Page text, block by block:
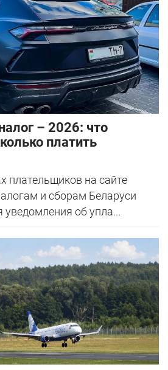
– 2026: что
платить
плательщиков на сайте
и сборам Беларуси
уведомления об упла...